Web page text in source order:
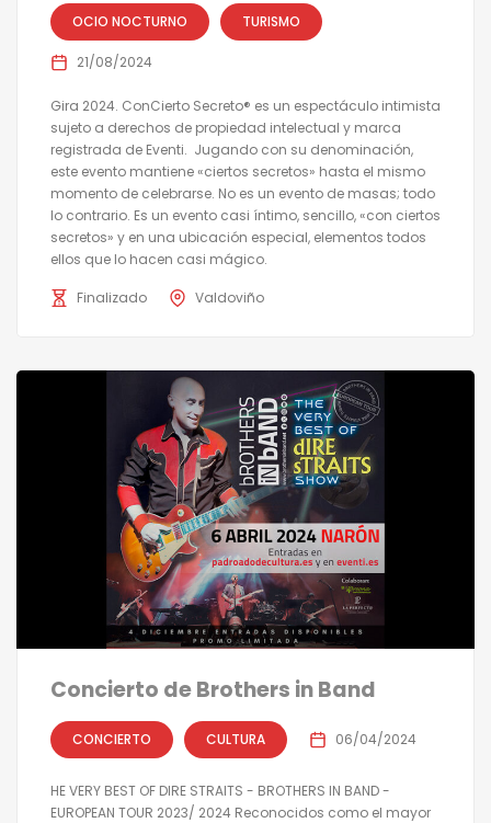
OCIO NOCTURNO TURISMO
21/08/2024
Gira 2024. ConCierto Secreto® es un espectáculo intimista
sujeto a derechos de propiedad intelectual y marca
registrada de Eventi. Jugando con su denominación,
este evento mantiene «ciertos secretos» hasta el mismo
momento de celebrarse. No es un evento de masas; todo
lo contrario. Es un evento casi íntimo, sencillo, «con ciertos
secretos» y en una ubicación especial, elementos todos
ellos que lo hacen casi mágico.
Finalizado Valdoviño
Concierto de Brothers in Band
CONCIERTO CULTURA 06/04/2024
HE VERY BEST OF DIRE STRAITS - BROTHERS IN BAND -
EUROPEAN TOUR 2023/ 2024 Reconocidos como el mayor